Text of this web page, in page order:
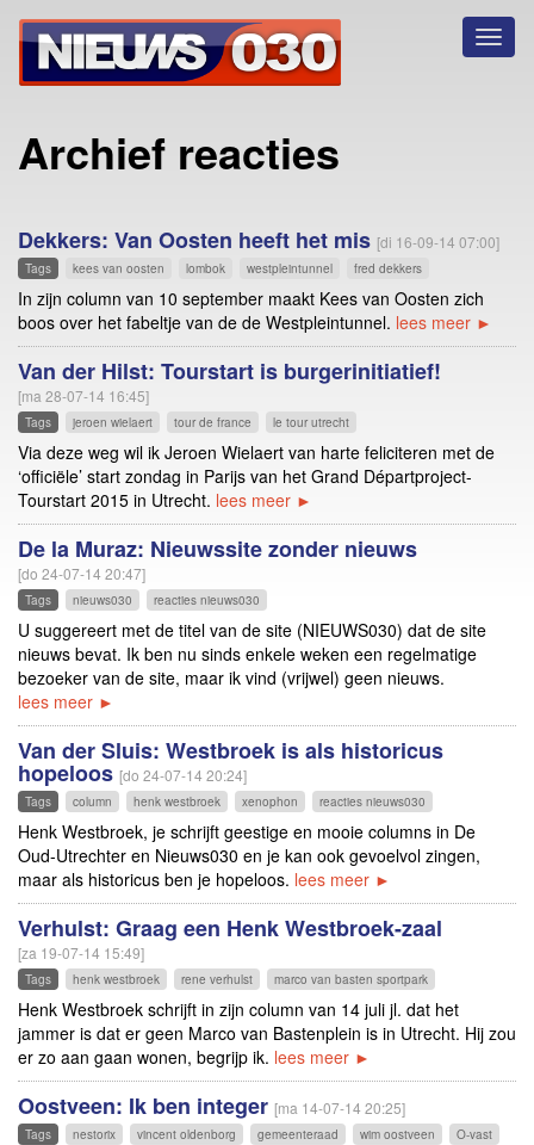
Archief reacties
Dekkers: Van Oosten heeft het mis [di 16-09-14 07:00]
Tags kees van oosten lombok westpleintunnel fred dekkers
In zijn column van 10 september maakt Kees van Oosten zich
boos over het fabeltje van de de Westpleintunnel. lees meer ►
Van der Hilst: Tourstart is burgerinitiatief!
[ma 28-07-14 16:45]
Tags jeroen wielaert tour de france le tour utrecht
Via deze weg wil ik Jeroen Wielaert van harte feliciteren met de
‘officiële’ start zondag in Parijs van het Grand Départproject-
Tourstart 2015 in Utrecht. lees meer ►
De la Muraz: Nieuwssite zonder nieuws
[do 24-07-14 20:47]
Tags nieuws030 reacties nieuws030
U suggereert met de titel van de site (NIEUWS030) dat de site
nieuws bevat. Ik ben nu sinds enkele weken een regelmatige
bezoeker van de site, maar ik vind (vrijwel) geen nieuws.
lees meer ►
Van der Sluis: Westbroek is als historicus
hopeloos [do 24-07-14 20:24]
Tags column henk westbroek xenophon reacties nieuws030
Henk Westbroek, je schrijft geestige en mooie columns in De
Oud-Utrechter en Nieuws030 en je kan ook gevoelvol zingen,
maar als historicus ben je hopeloos. lees meer ►
Verhulst: Graag een Henk Westbroek-zaal
[za 19-07-14 15:49]
Tags henk westbroek rene verhulst marco van basten sportpark
Henk Westbroek schrijft in zijn column van 14 juli jl. dat het
jammer is dat er geen Marco van Bastenplein is in Utrecht. Hij zou
er zo aan gaan wonen, begrijp ik. lees meer ►
Oostveen: Ik ben integer [ma 14-07-14 20:25]
Tags nestorix vincent oldenborg gemeenteraad wim oostveen
O-vast